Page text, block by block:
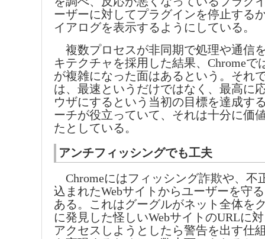
ーザーに対してプラグインを停止する
イアログを表示するようにしている。
複数プロセスが非同期で処理や通信
キテクチャを採用した結果、Chromeで
が複雑になった面はあるという。それ
は、最速というだけではなく、最高に
ウザにするという当初の目標を達成す
ーチが役立っていて、それは十分に価
たとしている。
アンチフィッシングでも工夫
Chromeにはフィッシング詐欺や、不
込まれたWebサイトからユーザーを守
ある。これはグーグルがネット全体を
に発見した怪しいWebサイトのURLに
アクセスしようとしたら警告を出す仕